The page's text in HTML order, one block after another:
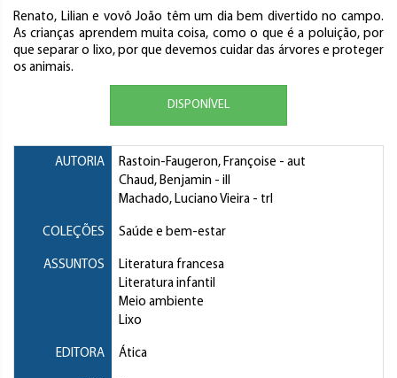
Renato, Lilian e vovô João têm um dia bem divertido no campo.
As crianças aprendem muita coisa, como o que é a poluição, por
que separar o lixo, por que devemos cuidar das árvores e proteger
os animais.
DISPONÍVEL
AUTORIA Rastoin-Faugeron, Françoise - aut
Chaud, Benjamin - ill
Machado, Luciano Vieira - trl
COLEÇÕES Saúde e bem-estar
ASSUNTOS
Literatura francesa
Literatura infantil
Meio ambiente
Lixo
EDITORA Ática